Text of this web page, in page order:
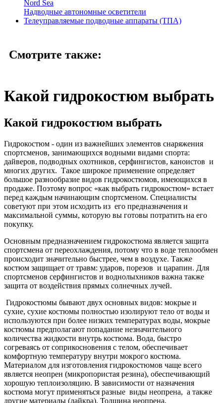
Nord Sea
Надводные автономные осветители
Телеуправляемые подводные аппараты (ТПА)
Смотрите также:
Какой гидрокостюм выбрать
Какой гидрокостюм выбрать
Гидрокостюм - один из важнейших элементов снаряжения
спортсменов, занимающихся водными видами спорта:
дайверов, подводных охотников, серфингистов, каноистов и
многих других. Такое широкое применение определяет
большое разнообразие видов гидрокостюмов, имеющихся в
продаже. Поэтому вопрос «как выбрать гидрокостюм» встает
перед каждым начинающим спортсменом. Специалисты
советуют при этом исходить из его предназначения и
максимальной суммы, которую вы готовы потратить на его
покупку.
Основным предназначением гидрокостюма является защита
спортсмена от переохлаждения, потому что в воде теплообмен
происходит значительно быстрее, чем в воздухе. Также
костюм защищает от травм: ударов, порезов и царапин. Для
спортсменов серфингистов и воднолыхников важна также
защита от воздействия прямых солнечных лучей.
Гидрокостюмы бывают двух основных видов: мокрые и
сухие, сухие костюмы полностью изолируют тело от воды и
используются при более низких температурах воды, мокрые
костюмы предполагают попадание незначительного
количества жидкости внутрь костюма. Вода, быстро
согреваясь от соприкосновения с телом, обеспечивает
комфортную температуру внутри мокрого костюма.
Материалом для изготовления гидрокостюмов чаще всего
является неопрен (микропористая резина), обеспечивающий
хорошую теплоизоляцию. В зависимости от назначения
костюма могут применяться разные виды неопрена, а также
другие материалы (лайкра). Толщина неопрена,